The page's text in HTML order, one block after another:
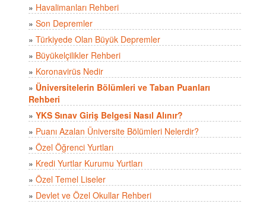
» Havalimanları Rehberi
» Son Depremler
» Türkiyede Olan Büyük Depremler
» Büyükelçilikler Rehberi
» Koronavirüs Nedir
» Üniversitelerin Bölümleri ve Taban Puanları
Rehberi
» YKS Sınav Giriş Belgesi Nasıl Alınır?
» Puanı Azalan Üniversite Bölümleri Nelerdir?
» Özel Öğrenci Yurtları
» Kredi Yurtlar Kurumu Yurtları
» Özel Temel Liseler
» Devlet ve Özel Okullar Rehberi